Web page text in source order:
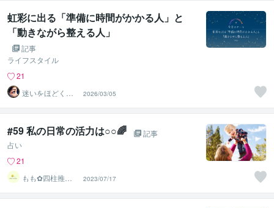
虹彩に出る「準備に時間がかかる人」と
「動きながら整える人」
記事
ライフスタイル
21
迷いをほどく
『瞳』の分析士
｜ Nagi
2026/03/05
#59 私の日常の活力は○○🌈
記事
占い
21
もも︎✿四柱推命
鑑定士
2023/07/17